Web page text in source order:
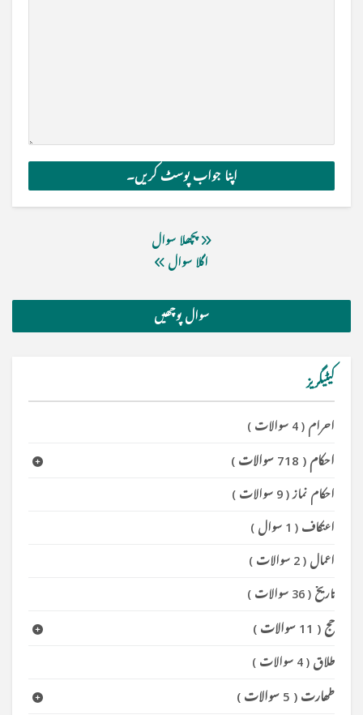
پچھلا سوال
اگلا سوال
سوال پوچھیں
کیٹیگریز
احرام ( 4 سوالات )
احکام ( 718 سوالات )
احکام نماز( 9 سوالات )
اعتکاف ( 1 سوال )
اعمال ( 2 سوالات )
تاریخ ( 36 سوالات )
حج ( 11 سوالات )
طلاق ( 4 سوالات )
طھارت ( 5 سوالات )